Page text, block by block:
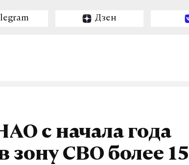
Дзен
с начала года
зону СВО более